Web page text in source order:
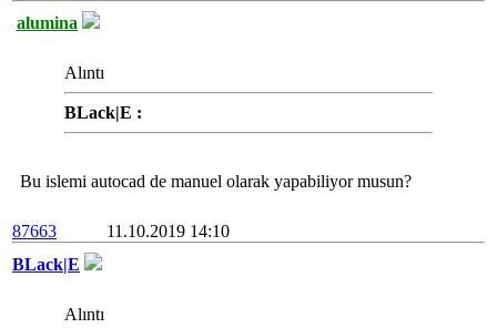
alumina
Alıntı
BLack|E :
Bu islemi autocad de manuel olarak yapabiliyor musun?
87663
11.10.2019 14:10
BLack|E
Alıntı